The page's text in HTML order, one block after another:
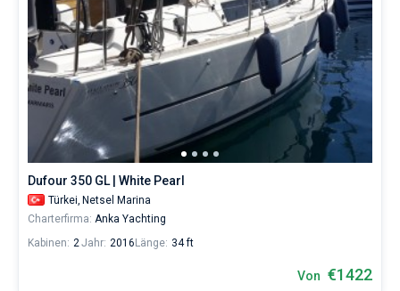
Dufour 350 GL | White Pearl
Türkei, Netsel Marina
Charterfirma: Anka Yachting
Kabinen: 2Jahr: 2016 Länge: 34 ft
Von €1422